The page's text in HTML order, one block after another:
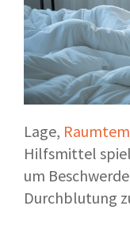
Lage,
Hilfsmittel
um
Durchblutung